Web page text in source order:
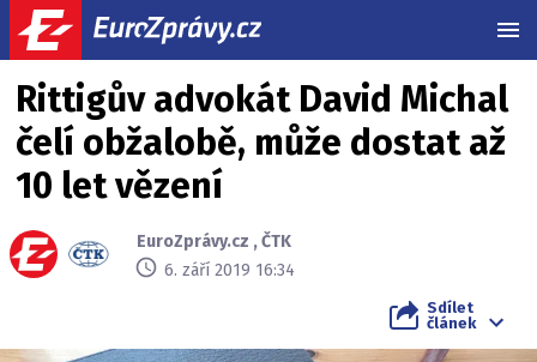
Rittigův advokát David Michal
čelí obžalobě, může dostat až
10 let vězení
EuroZprávy.cz ,ČTK
6. září 2019 16:34
Sdílet
článek